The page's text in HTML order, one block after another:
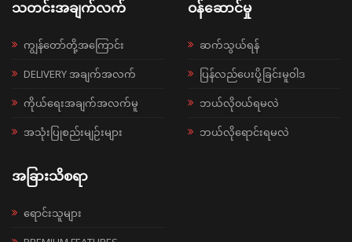
သတင်းအချက်လက်
ကျွန်တော်တို့အကြောင်း
DELIVERY အချက်အလက်
ကိုယ်ရေးအချက်အလက်မူ
အသုံးပြုစည်းမျဉ်းများ
ဝန်ဆောင်မှု
ဆက်သွယ်ရန်
ပြန်လည်ပေးပို့ခြင်းမူဝါဒ
ဘယ်လို၀ယ်ရမလဲ
ဘယ်လိုရောင်းရမလဲ
အခြားသိစရာ
ရောင်းသူများ